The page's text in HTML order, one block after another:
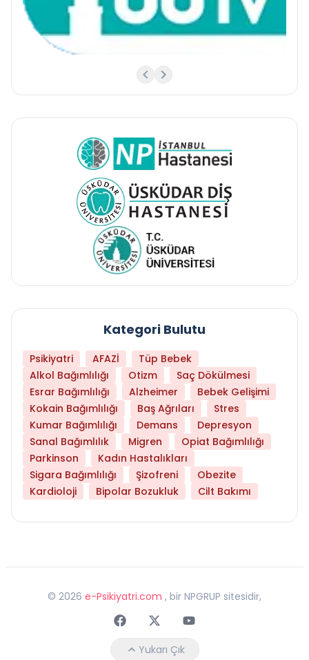
Kategori Bulutu
Psikiyatri AFAZİ
Tüp Bebek
Alkol Bağımlılığı
Otizm
Saç Dökülmesi
Esrar Bağımlılığı
Alzheimer
Bebek Gelişimi
Kokain Bağımlılığı
Baş Ağrıları
Stres
Kumar Bağımlılığı
Demans
Depresyon
Sanal Bağımlılık
Migren
Opiat Bağımlılığı
Parkinson
Kadın Hastalıkları
Sigara Bağımlılığı
Şizofreni
Obezite
Kardioloji
Bipolar Bozukluk Cilt Bakımı
© 2026 e-Psikiyatri.com , bir NPGRUP sitesidir,
FaceebokTwitterYoutube
Yukarı Çık